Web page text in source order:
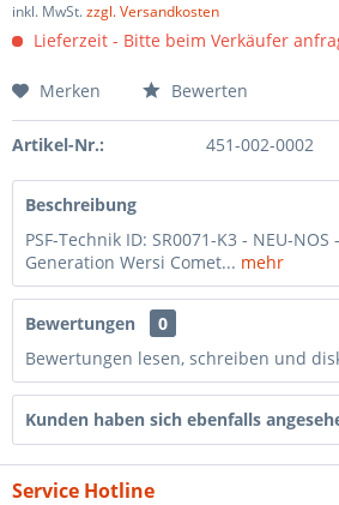
inkl. MwSt.zzgl. Versandkosten
Lieferzeit - Bitte beim Verkäufer
Merken Bewerten
Artikel-Nr.: 451-002-0002
Beschreibung
PSF-Technik ID: SR0071-K3 - NEU-
Generation Wersi Comet... mehr
Bewertungen
0
Bewertungen lesen, schreiben und
Kunden haben sich ebenfalls
Service Hotline